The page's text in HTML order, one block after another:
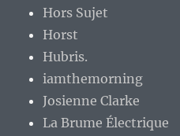
Hors Sujet
Horst
Hubris.
iamthemorning
Josienne Clarke
La Brume Électrique